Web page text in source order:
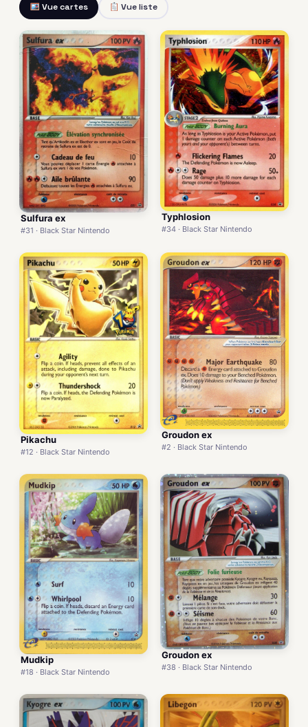
Vue cartes Vue liste
Sulfura ex
#31 · Black Star Nintendo
Typhlosion
#34 · Black Star Nintendo
Pikachu
#12 · Black Star Nintendo
Groudon ex
#2 · Black Star Nintendo
Mudkip
#18 · Black Star Nintendo
Groudon ex
#38 · Black Star Nintendo